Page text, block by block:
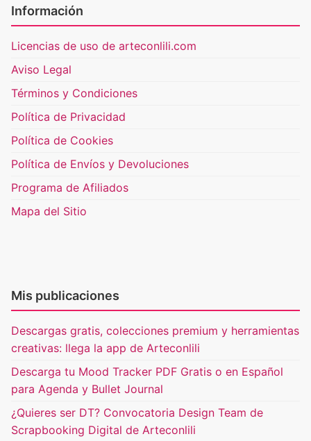
Información
Licencias de uso de arteconlili.com
Aviso Legal
Términos y Condiciones
Política de Privacidad
Política de Cookies
Política de Envíos y Devoluciones
Programa de Afiliados
Mapa del Sitio
Mis publicaciones
Descargas gratis, colecciones premium y herramientas
creativas: llega la app de Arteconlili
Descarga tu Mood Tracker PDF Gratis o en Español
para Agenda y Bullet Journal
¿Quieres ser DT? Convocatoria Design Team de
Scrapbooking Digital de Arteconlili